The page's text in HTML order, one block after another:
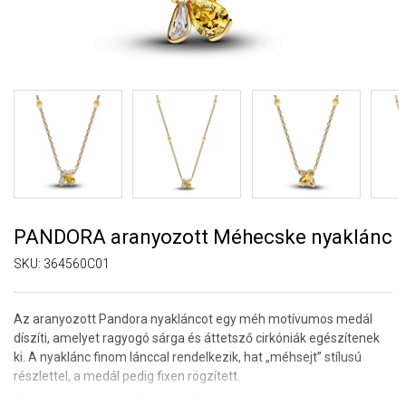
PANDORA aranyozott Méhecske nyaklánc
SKU: 364560C01
Az aranyozott Pandora nyakláncot egy méh motívumos medál
díszíti, amelyet ragyogó sárga és áttetsző cirkóniák egészítenek
ki. A nyaklánc finom lánccal rendelkezik, hat „méhsejt” stílusú
részlettel, a medál pedig fixen rögzített.